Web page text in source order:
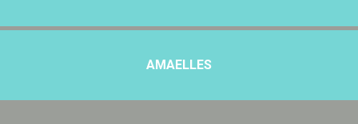
AMAELLES